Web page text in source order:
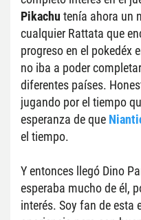
Pikachu tenía ahora un
cualquier Rattata que
progreso en el pokedéx
no iba a poder
diferentes países.
jugando por el tiempo
esperanza de que
el tiempo.
Y entonces llegó Dino
esperaba mucho de él,
interés. Soy fan de esta